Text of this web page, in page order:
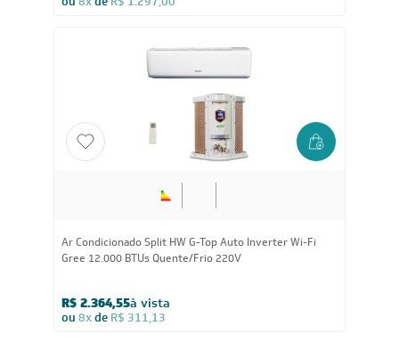
ou 8xde R$ 312,38
Ar-Condicionado Inverter Split Hi Wall G-Top Auto Wi-Fi
Gree 18.000 BTUs Só Frio 220V
R$ 3.314,55à vista
ou 8xde R$ 436,13